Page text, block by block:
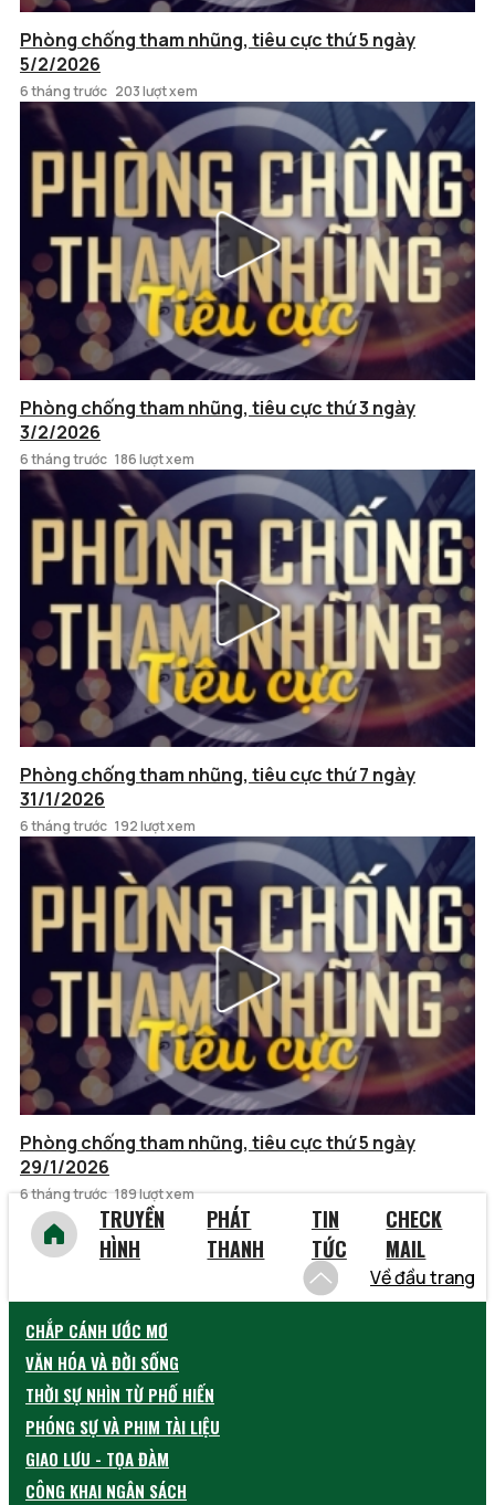
Phòng chống tham nhũng, tiêu cực thứ 5 ngày
5/2/2026
6 tháng trước 203 lượt xem
Phòng chống tham nhũng, tiêu cực thứ 3 ngày
3/2/2026
6 tháng trước 186 lượt xem
Phòng chống tham nhũng, tiêu cực thứ 7 ngày
31/1/2026
6 tháng trước 192 lượt xem
Phòng chống tham nhũng, tiêu cực thứ 5 ngày
29/1/2026
6 tháng trước 189 lượt xem
TRUYỀN
HÌNH
PHÁT
THANH
TIN
TỨC
CHECK
MAIL
Về đầu trang
CHẮP CÁNH ƯỚC MƠ
VĂN HÓA VÀ ĐỜI SỐNG
THỜI SỰ NHÌN TỪ PHỐ HIẾN
PHÓNG SỰ VÀ PHIM TÀI LIỆU
GIAO LƯU - TỌA ĐÀM
CÔNG KHAI NGÂN SÁCH